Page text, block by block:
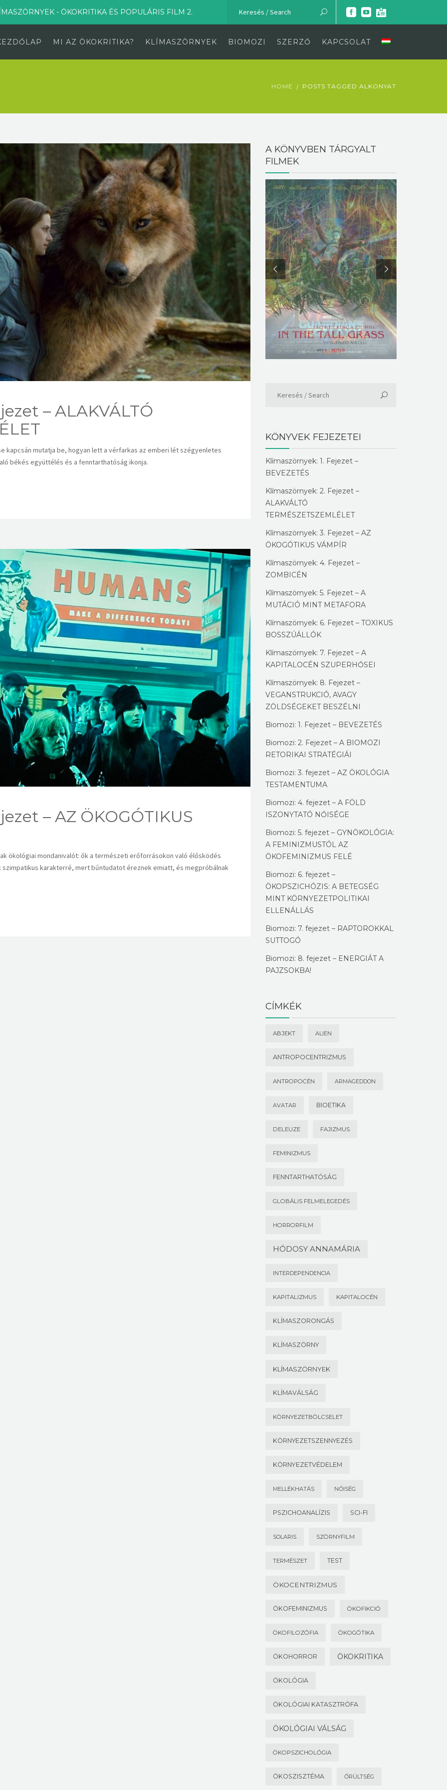
- ÖKOKRITIKA ÉS POPULÁRIS FILM 2.
MI AZ ÖKOKRITIKA? KLÍMASZÖRNYEK BIOMOZI SZERZŐ KAPCSOLAT
HOME POSTS TAGGED ALKONYAT
– ALAKVÁLTÓ
kapcsán mutatja be, hogyan lett a vérfarkas az emberi lét szégyenletes
békés együttélés és a fenntarthatóság ikonja.
– AZ ÖKOGÓTIKUS
ökológiai mondanivalót: ők a természeti erőforrásokon való élősködés
szimpatikus karakterré, mert bűntudatot éreznek emiatt, és megpróbálnak
A KÖNYVBEN TÁRGYALT
FILMEK
Ugrás a fejezethez
KÖNYVEK FEJEZETEI
Klímaszörnyek: 1. Fejezet –
BEVEZETÉS
Klímaszörnyek: 2. Fejezet –
ALAKVÁLTÓ
TERMÉSZETSZEMLÉLET
Klímaszörnyek: 3. Fejezet – AZ
ÖKOGÓTIKUS VÁMPÍR
Klímaszörnyek: 4. Fejezet –
ZOMBICÉN
Klímaszörnyek: 5. Fejezet – A
MUTÁCIÓ MINT METAFORA
Klímaszörnyek: 6. Fejezet – TOXIKUS
BOSSZÚÁLLÓK
Klímaszörnyek: 7. Fejezet – A
KAPITALOCÉN SZUPERHŐSEI
Klímaszörnyek: 8. Fejezet –
VEGANSTRUKCIÓ, AVAGY
ZÖLDSÉGEKET BESZÉLNI
Biomozi: 1. Fejezet – BEVEZETÉS
Biomozi: 2. Fejezet – A BIOMOZI
RETORIKAI STRATÉGIÁI
Biomozi: 3. fejezet – AZ ÖKOLÓGIA
TESTAMENTUMA
Biomozi: 4. fejezet – A FÖLD
ISZONYTATÓ NŐISÉGE
Biomozi: 5. fejezet – GYNÖKOLÓGIA:
A FEMINIZMUSTÓL AZ
ÖKOFEMINIZMUS FELÉ
Biomozi: 6. fejezet –
ÖKOPSZICHÓZIS: A BETEGSÉG
MINT KÖRNYEZETPOLITIKAI
ELLENÁLLÁS
Biomozi: 7. fejezet – RAPTOROKKAL
SUTTOGÓ
Biomozi: 8. fejezet – ENERGIÁT A
PAJZSOKBA!
CÍMKÉK
ABJEKT ALIEN
ANTROPOCENTRIZMUS
ANTROPOCÉN ARMAGEDDON
AVATAR BIOETIKA
DELEUZE FAJIZMUS
FEMINIZMUS
FENNTARTHATÓSÁG
GLOBÁLIS FELMELEGEDÉS
HORRORFILM
HÓDOSY ANNAMÁRIA
INTERDEPENDENCIA
KAPITALIZMUS KAPITALOCÉN
KLÍMASZORONGÁS
KLÍMASZÖRNY
KLÍMASZÖRNYEK
KLÍMAVÁLSÁG
KÖRNYEZETBÖLCSELET
KÖRNYEZETSZENNYEZÉS
KÖRNYEZETVÉDELEM
MELLÉKHATÁS NŐISÉG
PSZICHOANALÍZIS SCI-FI
SOLARIS SZÖRNYFILM
TERMÉSZET TEST
ÖKOCENTRIZMUS
ÖKOFEMINIZMUS ÖKOFIKCIÓ
ÖKOFILOZÓFIA ÖKOGÓTIKA
ÖKOHORROR ÖKOKRITIKA
ÖKOLÓGIA
ÖKOLÓGIAI KATASZTRÓFA
ÖKOLÓGIAI VÁLSÁG
ÖKOPSZICHOLÓGIA
ÖKOSZISZTÉMA ŐRÜLTSÉG